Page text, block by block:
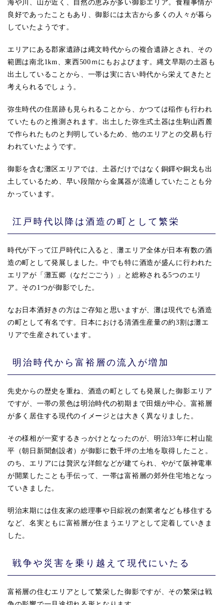
海や川、山が近く、自然の恵みが多い御影エリア。食糧事情が
良好であったこともあり、御影には太古から多くの人々が暮ら
していたようです。
エリアにある郡家遺跡は縄文時代からの複合遺跡とされ、その
範囲は南北1km、東西500ｍにもおよびます。縄文早期の土器も
出土していることから、一帯は実に古い時代から栄えてきたと
考えられるでしょう。
弥生時代の住居跡も見られることから、かつては稲作も行われ
ていたものと推測されます。出土した弥生式土器は生駒山西麓
で作られたものと判明しているため、他のエリアとの交易も行
われていたようです。
御影を含む灘区エリアでは、土器だけではなく銅鐸や銅戈も出
土しているため、早い段階から金属器が流通していたことも分
かっています。
江戸時代以降は酒造の町として繁栄
時代が下って江戸時代に入ると、灘エリア全体が日本有数の酒
造の町として発展しました。中でも特に酒造が盛んに行われた
エリアが「灘五郷（なだごごう）」と総称される5つのエリ
ア。その1つが御影でした。
なお日本酒好きの方はご存知と思いますが、灘は現代でも酒造
の町として有名です。日本における清酒生産量の約3割は灘エ
リアで生産されています。
明治時代から富裕層の流入が増加
先史からの歴史を重ね、酒造の町としても発展した御影エリア
ですが、一帯の景色は明治時代の初期まで田畑が中心。富裕層
が多く居住する現代のイメージとは大きく異なりました。
その様相が一変するきっかけとなったのが、明治33年に村山龍
平（朝日新聞創設者）が御影に数千坪の土地を取得したこと。
のち、エリアには贅沢な洋館などが建てられ、やがて阪神電車
が開業したことも手伝って、一帯は富裕層の郊外住宅地となっ
ていきました。
明治末期には住友家の総理事や日綜祝の創業者なども移住する
など、名実ともに富裕層が住まうエリアとして定着していきま
した。
戦争や災害を乗り越えて現代にいたる
富裕層の住むエリアとして繁栄した御影ですが、その繁栄は戦